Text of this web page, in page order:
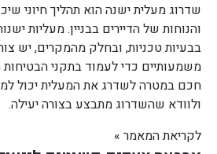
שדרוג מעלית ישנה הוא תהליך חיוני
והנוחות של הדיירים בבניין. מעליות
בבעיות טכניות, ובחלק מהמקרים, יש
משמעותיים כדי לעמוד בתקני הבטיחות
חכם במטרה לשדרג את המעלית יכול
ולוודא שהשדרוג מתבצע בצורה יעילה.
לקריאת המאמר »